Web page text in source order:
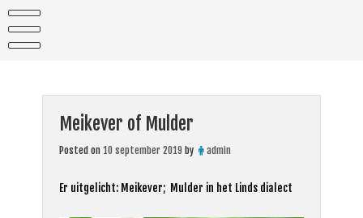
content
Meikever of Mulder
Posted on 10 september 2019 by admin
Er uitgelicht: Meikever; Mulder in het Linds dialect